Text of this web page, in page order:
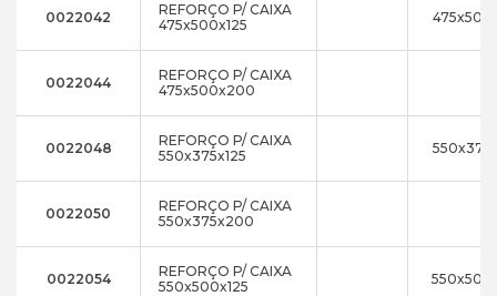
0022042
REFORÇO P/ CAIXA
475x500x125
0022044
REFORÇO P/ CAIXA
475x500x200
0022048
REFORÇO P/ CAIXA
550x375x125
0022050
REFORÇO P/ CAIXA
550x375x200
0022054
REFORÇO P/ CAIXA
550x500x125